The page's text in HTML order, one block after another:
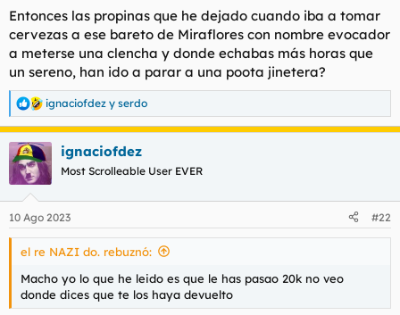
Ni se te ocurra llamarla pancha. Los Panchos para ella son los
paricortos ¶sudamaricones¶.
Ni se te ocurra llamarla negra, para ella negros son esos
azulados africanos saltavallas.
A esos dos colectivos los tiene mucho más asco que tú.
Y si, la traspasé 20000 vinagres nada más colgar cuando me
los pidió. Y a un forero de esta casa le di 100€ cuando pidió
dinero.
No miento. No necesito mentir.
Penis
Entonces las propinas que he dejado cuando iba a tomar
cervezas a ese bareto de Miraflores con nombre evocador
a meterse una clencha y donde echabas más horas que
un sereno, han ido a parar a una poota jinetera?
R
e
a
c
c
i
e
s
ignaciofdez y serdo
ignaciofdez
Most Scrolleable User EVER
10 Ago 2023 #22
el re NAZI do. rebuznó:
Macho yo lo que he leido es que le has pasao 20k no veo
donde dices que te los haya devuelto